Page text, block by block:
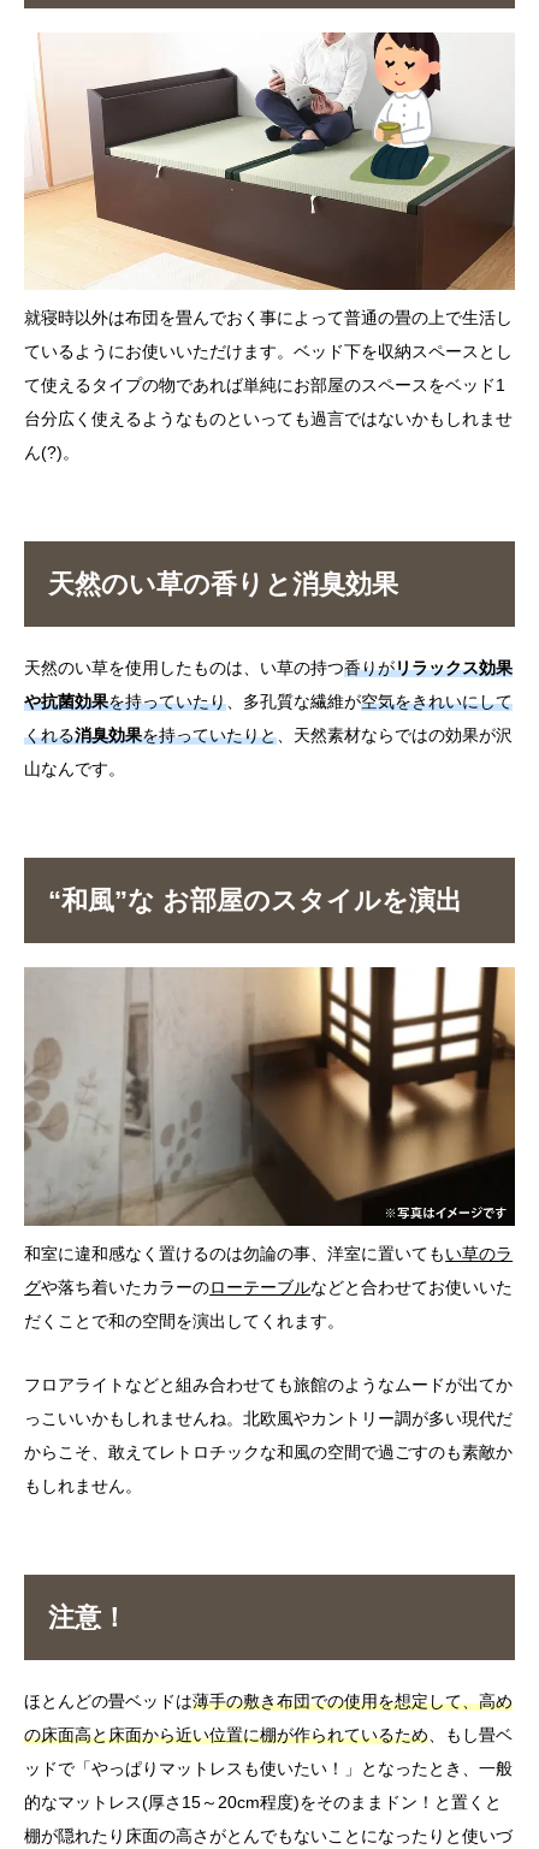
就寝時以外は布団を畳んでおく事によって普通の畳の上で生活し
ているようにお使いいただけます。ベッド下を収納スペースとし
て使えるタイプの物であれば単純にお部屋のスペースをベッド1
台分広く使えるようなものといっても過言ではないかもしれませ
ん(?)。
天然のい草の香りと消臭効果
天然のい草を使用したものは、い草の持つ香りがリラックス効果
や抗菌効果を持っていたり 、多孔質な繊維が空気をきれいにして
くれる消臭効果を持っていたりと 、天然素材ならではの効果が沢
山なんです。
“和風”な お部屋のスタイルを演出
和室に違和感なく置けるのは勿論の事、洋室に置いてもい草のラ
グや落ち着いたカラーのローテーブルなどと合わせてお使いいた
だくことで和の空間を演出してくれます。
フロアライトなどと組み合わせても旅館のようなムードが出てか
っこいいかもしれませんね。北欧風やカントリー調が多い現代だ
からこそ、敢えてレトロチックな和風の空間で過ごすのも素敵か
もしれません。
注意！
ほとんどの畳ベッドは薄手の敷き布団での使用を想定して、高め
の床面高と床面から近い位置に棚が作られているため 、もし畳ベ
ッドで「やっぱりマットレスも使いたい！」となったとき、一般
的なマットレス(厚さ15～20cm程度)をそのままドン！と置くと
棚が隠れたり床面の高さがとんでもないことになったりと使いづ